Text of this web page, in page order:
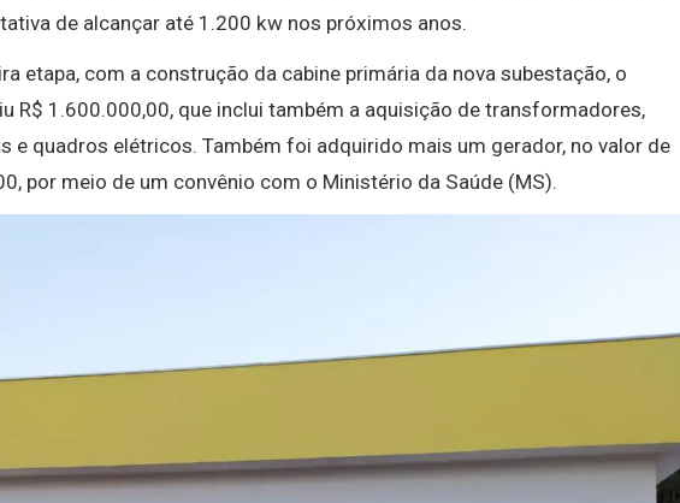
de alcançar até 1.200 kw nos próximos anos.
etapa, com a construção da cabine primária da nova subestação, o
R$ 1.600.000,00, que inclui também a aquisição de transformadores,
e quadros elétricos. Também foi adquirido mais um gerador, no valor de
por meio de um convênio com o Ministério da Saúde (MS).